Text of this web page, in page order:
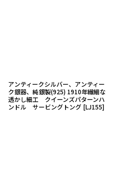
アンティークシルバー、アンティー
ク銀器、純銀製(925) 1910年繊細な
透かし細工 クイーンズパターンハ
ンドル サービングトング [LJ155]